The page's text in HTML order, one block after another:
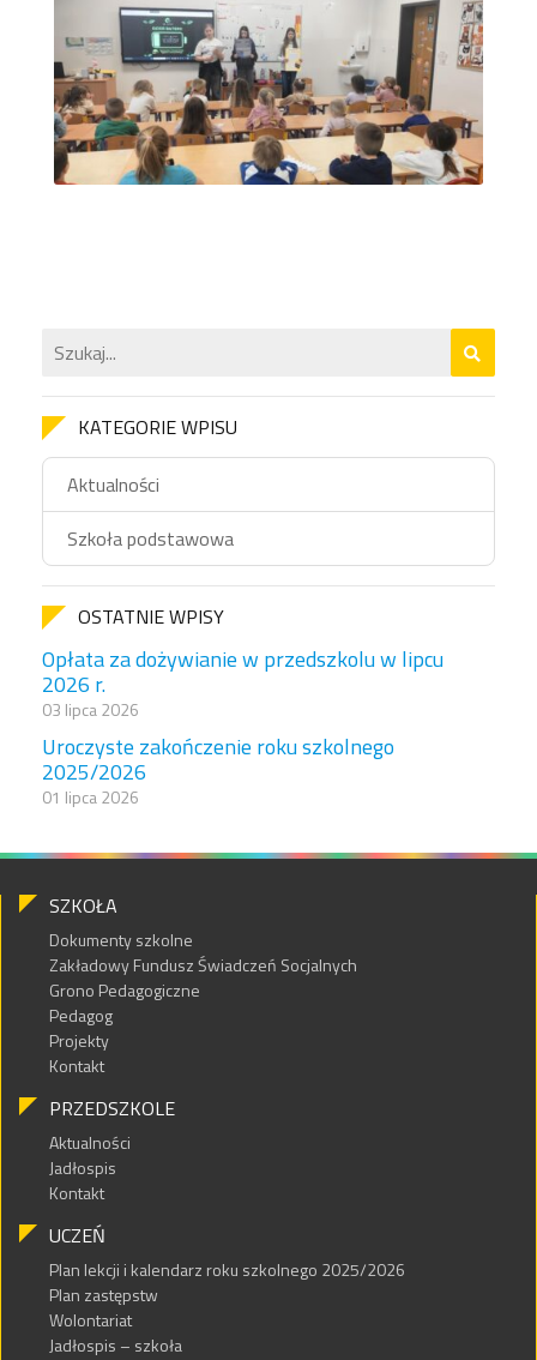
KATEGORIE WPISU
Aktualności
Szkoła podstawowa
OSTATNIE WPISY
Opłata za dożywianie w przedszkolu w lipcu
2026 r.
03 lipca 2026
Uroczyste zakończenie roku szkolnego
2025/2026
01 lipca 2026
SZKOŁA
Dokumenty szkolne
Zakładowy Fundusz Świadczeń Socjalnych
Grono Pedagogiczne
Pedagog
Projekty
Kontakt
PRZEDSZKOLE
Aktualności
Jadłospis
Kontakt
UCZEŃ
Plan lekcji i kalendarz roku szkolnego 2025/2026
Plan zastępstw
Wolontariat
Jadłospis – szkoła